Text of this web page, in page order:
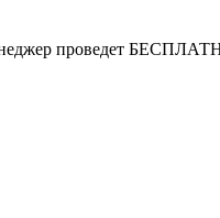
проведет